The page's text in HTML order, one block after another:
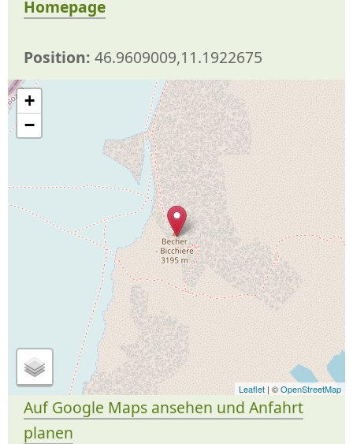
Homepage
Position: 46.9609009,11.1922675
+
−
Leaflet | ©OpenStreetMap
Auf Google Maps ansehen und Anfahrt
planen